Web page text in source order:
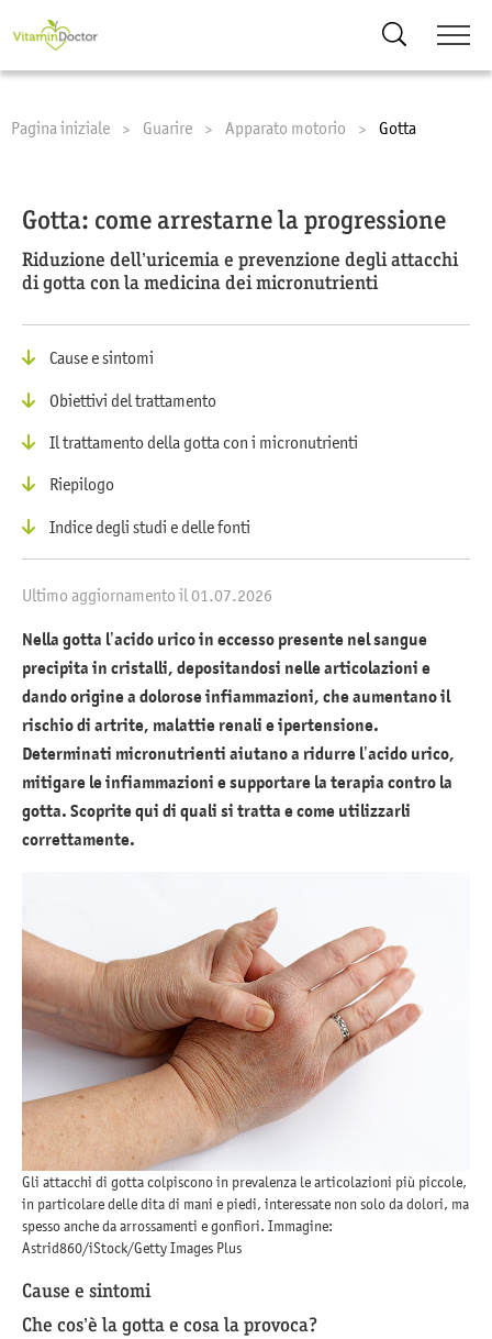
Pagina iniziale Guarire Apparato motorio Current:
Gotta
Gotta: come arrestarne la progressione
Riduzione dell’uricemia e prevenzione degli attacchi
di gotta con la medicina dei micronutrienti
Cause e sintomi
Obiettivi del trattamento
Il trattamento della gotta con i micronutrienti
Riepilogo
Indice degli studi e delle fonti
Ultimo aggiornamento il 01.07.2026
Nella gotta l’acido urico in eccesso presente nel sangue
precipita in cristalli, depositandosi nelle articolazioni e
dando origine a dolorose infiammazioni, che aumentano il
rischio di artrite, malattie renali e ipertensione.
Determinati micronutrienti aiutano a ridurre l’acido urico,
mitigare le infiammazioni e supportare la terapia contro la
gotta. Scoprite qui di quali si tratta e come utilizzarli
correttamente.
Gli attacchi di gotta colpiscono in prevalenza le articolazioni più piccole,
in particolare delle dita di mani e piedi, interessate non solo da dolori, ma
spesso anche da arrossamenti e gonfiori. Immagine:
Astrid860/iStock/Getty Images Plus
Cause e sintomi
Che cos’è la gotta e cosa la provoca?